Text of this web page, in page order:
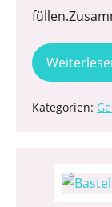
Kategorien: